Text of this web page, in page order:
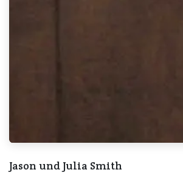
Jason und Julia Smith